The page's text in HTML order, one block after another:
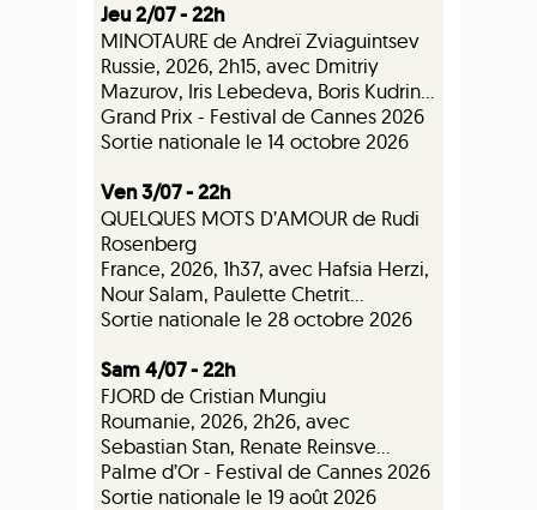
Jeu 2/07 - 22h
MINOTAURE de Andreï Zviaguintsev
Russie, 2026, 2h15, avec Dmitriy
Mazurov, Iris Lebedeva, Boris Kudrin...
Grand Prix - Festival de Cannes 2026
Sortie nationale le 14 octobre 2026
Ven 3/07 - 22h
QUELQUES MOTS D’AMOUR de Rudi
Rosenberg
France, 2026, 1h37, avec Hafsia Herzi,
Nour Salam, Paulette Chetrit...
Sortie nationale le 28 octobre 2026
Sam 4/07 - 22h
FJORD de Cristian Mungiu
Roumanie, 2026, 2h26, avec
Sebastian Stan, Renate Reinsve...
Palme d’Or - Festival de Cannes 2026
Sortie nationale le 19 août 2026